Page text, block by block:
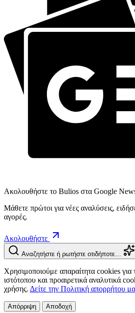
Ακολουθήστε το Bulios στα Google
Μάθετε πρώτοι για νέες αναλύσεις,
αγορές.
Ακολουθήστε
Αναζητήστε ή ρωτήστε οτιδήποτε…
Χρησιμοποιούμε απαραίτητα cookies για
ιστότοπου και προαιρετικά αναλυτικά
χρήσης. Δείτε την Πολιτική απορρήτου
Απόρριψη Αποδοχή